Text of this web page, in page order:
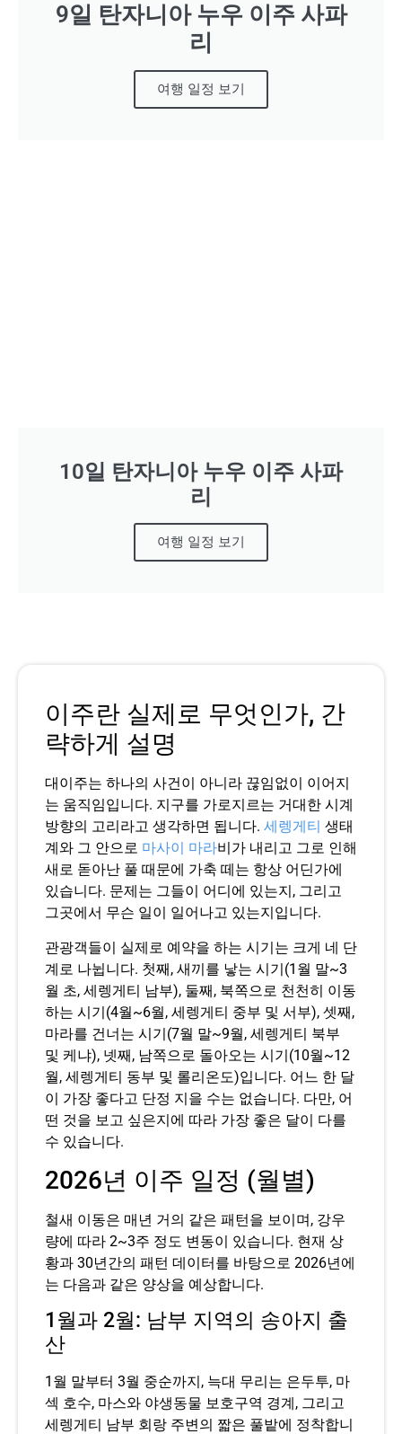
9일 탄자니아 누우 이주 사파
리
여행 일정 보기
10일 탄자니아 누우 이주 사파
리
여행 일정 보기
이주란 실제로 무엇인가, 간
략하게 설명
대이주는 하나의 사건이 아니라 끊임없이 이어지
는 움직임입니다. 지구를 가로지르는 거대한 시계
방향의 고리라고 생각하면 됩니다. 세렝게티 생태
계와 그 안으로 마사이 마라비가 내리고 그로 인해
새로 돋아난 풀 때문에 가축 떼는 항상 어딘가에
있습니다. 문제는 그들이 어디에 있는지, 그리고
그곳에서 무슨 일이 일어나고 있는지입니다.
관광객들이 실제로 예약을 하는 시기는 크게 네 단
계로 나뉩니다. 첫째, 새끼를 낳는 시기(1월 말~3
월 초, 세렝게티 남부), 둘째, 북쪽으로 천천히 이동
하는 시기(4월~6월, 세렝게티 중부 및 서부), 셋째,
마라를 건너는 시기(7월 말~9월, 세렝게티 북부
및 케냐), 넷째, 남쪽으로 돌아오는 시기(10월~12
월, 세렝게티 동부 및 롤리온도)입니다. 어느 한 달
이 가장 좋다고 단정 지을 수는 없습니다. 다만, 어
떤 것을 보고 싶은지에 따라 가장 좋은 달이 다를
수 있습니다.
2026년 이주 일정 (월별)
철새 이동은 매년 거의 같은 패턴을 보이며, 강우
량에 따라 2~3주 정도 변동이 있습니다. 현재 상
황과 30년간의 패턴 데이터를 바탕으로 2026년에
는 다음과 같은 양상을 예상합니다.
1월과 2월: 남부 지역의 송아지 출
산
1월 말부터 3월 중순까지, 늑대 무리는 은두투, 마
섹 호수, 마스와 야생동물 보호구역 경계, 그리고
세렝게티 남부 회랑 주변의 짧은 풀밭에 정착합니